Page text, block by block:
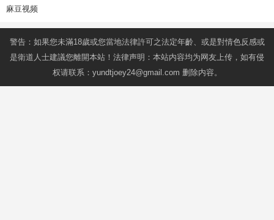
麻豆视频
警告：如果您未滿18歲或您當地法律許可之法定年齡、或是對情色反感或
是衛道人士建議您離開本站！法律声明：本站内容均为网友上传，如有侵
权请联系： yundtjoey24@gmail.com 删除内容。